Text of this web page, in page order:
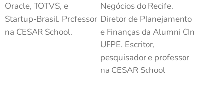
Oracle, TOTVS, e
Startup-Brasil. Professor
na CESAR School.
Negócios do Recife.
Diretor de Planejamento
e Finanças da Alumni CIn
UFPE. Escritor,
pesquisador e professor
na CESAR School